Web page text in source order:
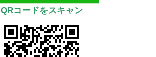
QRコードをスキャン